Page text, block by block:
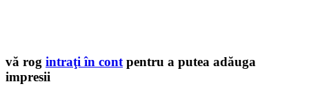
vă rog intraţi în cont pentru a putea adăuga
impresii